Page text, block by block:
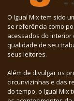
O Iguaí Mix tem sido
se referência como
acessados do
qualidade de seu
seus leitores.
Além de divulgar os
circunvizinhas e das
do tempo, o Iguaí Mix